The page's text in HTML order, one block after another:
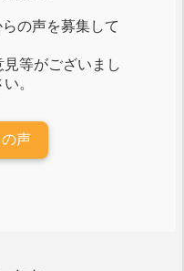
の声を募集して
等がございまし
。
声